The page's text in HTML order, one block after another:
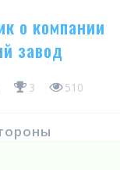
о компании
завод
3 510